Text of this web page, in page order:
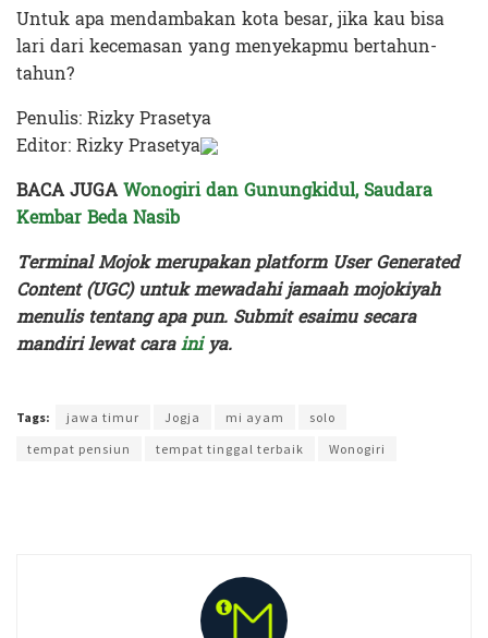
Untuk apa mendambakan kota besar, jika kau bisa
lari dari kecemasan yang menyekapmu bertahun-
tahun?
Penulis: Rizky Prasetya
Editor: Rizky Prasetya
BACA JUGAWonogiri dan Gunungkidul, Saudara
Kembar Beda Nasib
Terminal Mojok merupakan platform User Generated
Content (UGC) untuk mewadahi jamaah mojokiyah
menulis tentang apa pun. Submit esaimu secara
mandiri lewat carainiya.
Tags: jawa timur Jogja mi ayam
solo
tempat pensiun
tempat tinggal terbaik Wonogiri